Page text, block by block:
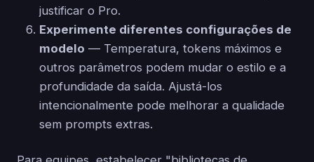
justificar o Pro.
Experimente diferentes configurações de
modelo — Temperatura, tokens máximos e
outros parâmetros podem mudar o estilo e a
profundidade da saída. Ajustá-los
intencionalmente pode melhorar a qualidade
sem prompts extras.